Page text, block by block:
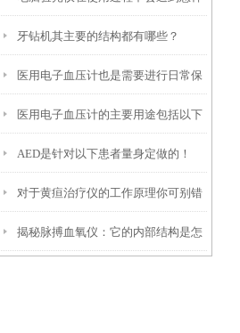
的问题呢？
牙钻机其主要的结构都有哪些？
医用电子血压计也是需要进行日常保
养的
医用电子血压计的主要用途包括以下
几个方面
AED是针对以下患者量身定做的！
对于黄疸治疗仪的工作原理你可别错
过了！
揭秘脉搏血氧仪：它的内部结构是怎